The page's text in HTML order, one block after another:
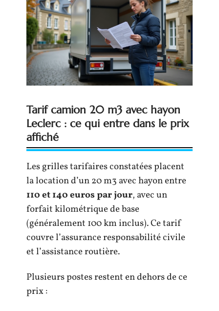
Tarif camion 20 m3 avec hayon
Leclerc : ce qui entre dans le prix
affiché
Les grilles tarifaires constatées placent
la location d’un 20 m3 avec hayon entre
110 et 140 euros par jour, avec un
forfait kilométrique de base
(généralement 100 km inclus). Ce tarif
couvre l’assurance responsabilité civile
et l’assistance routière.
Plusieurs postes restent en dehors de ce
prix :